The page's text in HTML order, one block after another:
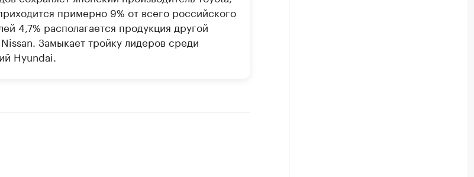
примерно 9% от всего российского
4,7% располагается продукция другой
Замыкает тройку лидеров среди
Hyundai.